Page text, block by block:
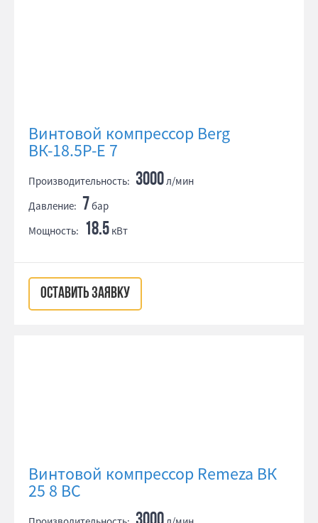
Винтовой компрессор Berg
ВК-18.5Р-Е 7
Производительность: 3000л/мин
Давление: 7бар
Мощность: 18.5 кВт
ОСТАВИТЬ ЗАЯВКУ
Винтовой компрессор Remeza ВК
25 8 ВС